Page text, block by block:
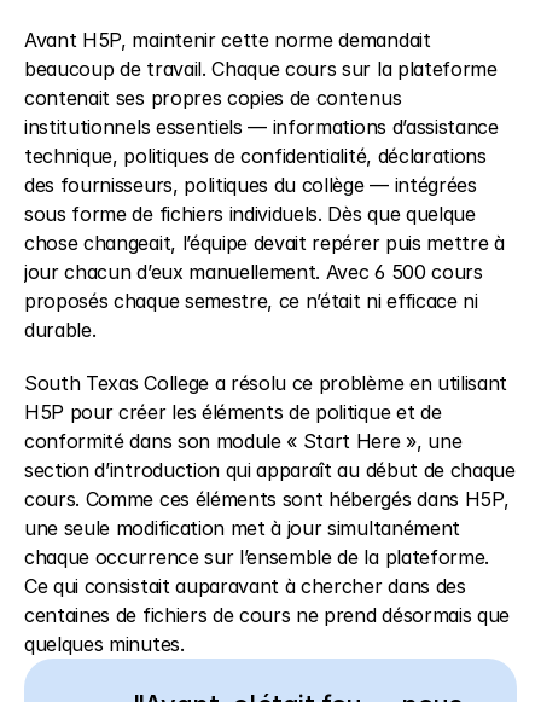
Avant H5P, maintenir cette norme demandait
beaucoup de travail. Chaque cours sur la plateforme
contenait ses propres copies de contenus
institutionnels essentiels — informations d’assistance
technique, politiques de confidentialité, déclarations
des fournisseurs, politiques du collège — intégrées
sous forme de fichiers individuels. Dès que quelque
chose changeait, l’équipe devait repérer puis mettre à
jour chacun d’eux manuellement. Avec 6 500 cours
proposés chaque semestre, ce n’était ni efficace ni
durable.
South Texas College a résolu ce problème en utilisant
H5P pour créer les éléments de politique et de
conformité dans son module « Start Here », une
section d’introduction qui apparaît au début de chaque
cours. Comme ces éléments sont hébergés dans H5P,
une seule modification met à jour simultanément
chaque occurrence sur l’ensemble de la plateforme.
Ce qui consistait auparavant à chercher dans des
centaines de fichiers de cours ne prend désormais que
quelques minutes.